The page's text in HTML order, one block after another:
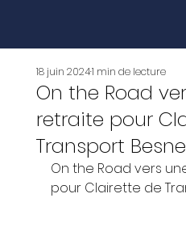
On the Road
retraite pour
Transport
18 juin 20241 min de lecture
On the Road vers
pour Clairette de